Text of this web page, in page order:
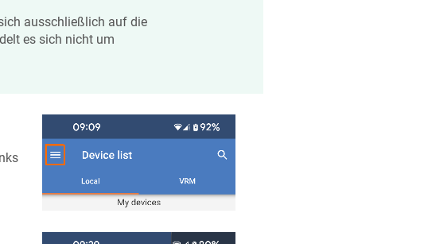
ausschließlich auf die
es sich nicht um